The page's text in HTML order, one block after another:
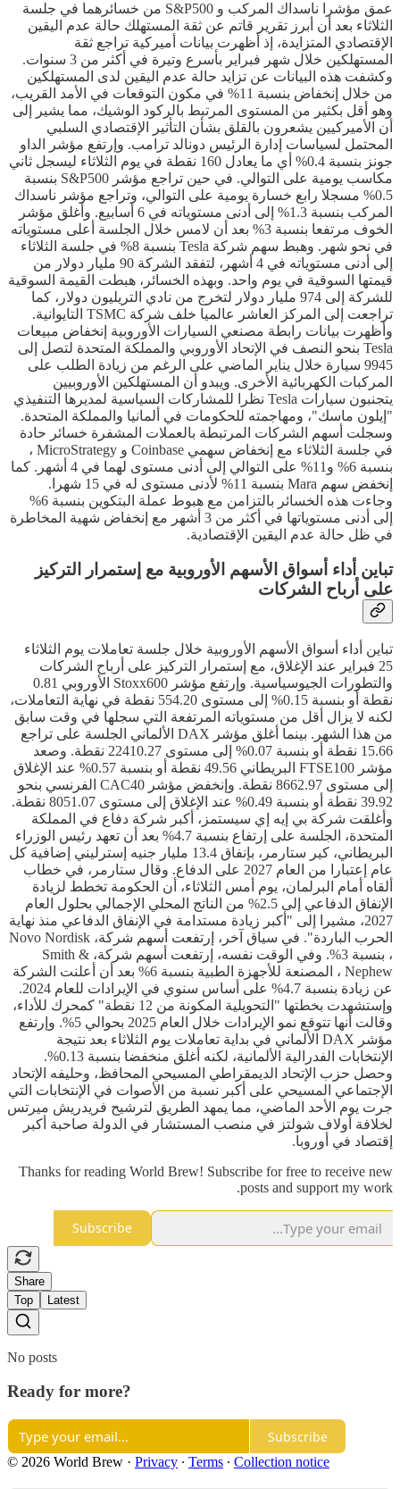
عمق مؤشرا ناسداك المركب و S&P500 من خسائرهما في جلسة
الثلاثاء بعد أن أبرز تقرير قاتم عن ثقة المستهلك حالة عدم اليقين
الإقتصادي المتزايدة، إذ أظهرت بيانات أميركية تراجع ثقة
المستهلكين خلال شهر فبراير بأسرع وتيرة في أكثر من 3 سنوات.
وكشفت هذه البيانات عن تزايد حالة عدم اليقين لدى المستهلكين
من خلال إنخفاض بنسبة 11% في مكون التوقعات في الأمد القريب،
وهو أقل بكثير من المستوى المرتبط بالركود الوشيك، مما يشير إلى
أن الأميركيين يشعرون بالقلق بشأن التأثير الإقتصادي السلبي
المحتمل لسياسات إدارة الرئيس دونالد ترامب. وإرتفع مؤشر الداو
جونز بنسبة 0.4% أي ما يعادل 160 نقطة في يوم الثلاثاء ليسجل ثاني
مكاسب يومية على التوالي. في حين تراجع مؤشر S&P500 بنسبة
0.5% مسجلا رابع خسارة يومية على التوالي، وتراجع مؤشر ناسداك
المركب بنسبة 1.3% إلى أدنى مستوياته في 6 أسابيع. وأغلق مؤشر
الخوف مرتفعا بنسبة 3% بعد أن لامس خلال الجلسة أعلى مستوياته
في نحو شهر. وهبط سهم شركة Tesla بنسبة 8% في جلسة الثلاثاء
إلى أدنى مستوياته في 4 أشهر، لتفقد الشركة 90 مليار دولار من
قيمتها السوقية في يوم واحد. وبهذه الخسائر، هبطت القيمة السوقية
للشركة إلى 974 مليار دولار لتخرج من نادي التريليون دولار، كما
تراجعت إلى المركز العاشر عالميا خلف شركة TSMC التايوانية.
وأظهرت بيانات رابطة مصنعي السيارات الأوروبية إنخفاض مبيعات
Tesla بنحو النصف في الإتحاد الأوروبي والمملكة المتحدة لتصل إلى
9945 سيارة خلال يناير الماضي على الرغم من زيادة الطلب على
المركبات الكهربائية الأخرى. ويبدو أن المستهلكين الأوروبيين
يتجنبون سيارات Tesla نظرا للمشاركات السياسية لمديرها التنفيذي
"إيلون ماسك"، ومهاجمته للحكومات في ألمانيا والمملكة المتحدة.
وسجلت أسهم الشركات المرتبطة بالعملات المشفرة خسائر حادة
في جلسة الثلاثاء مع إنخفاض سهمي Coinbase و MicroStrategy ،
بنسبة 6% و11% على التوالي إلى أدنى مستوى لهما في 4 أشهر. كما
إنخفض سهم Mara بنسبة 11% لأدنى مستوى له في 15 شهرا.
وجاءت هذه الخسائر بالتزامن مع هبوط عملة البتكوين بنسبة 6%
إلى أدنى مستوياتها في أكثر من 3 أشهر مع إنخفاض شهية المخاطرة
في ظل حالة عدم اليقين الإقتصادية.
تباين أداء أسواق الأسهم الأوروبية مع إستمرار التركيز
على أرباح الشركات
تباين أداء أسواق الأسهم الأوروبية خلال جلسة تعاملات يوم الثلاثاء
25 فبراير عند الإغلاق، مع إستمرار التركيز على أرباح الشركات
والتطورات الجيوسياسية. وإرتفع مؤشر Stoxx600 الأوروبي 0.81
نقطة أو بنسبة 0.15% إلى مستوى 554.20 نقطة في نهاية التعاملات،
لكنه لا يزال أقل من مستوياته المرتفعة التي سجلها في وقت سابق
من هذا الشهر. بينما أغلق مؤشر DAX الألماني الجلسة على تراجع
15.66 نقطة أو بنسبة 0.07% إلى مستوى 22410.27 نقطة. وصعد
مؤشر FTSE100 البريطاني 49.56 نقطة أو بنسبة 0.57% عند الإغلاق
إلى مستوى 8662.97 نقطة. وإنخفض مؤشر CAC40 الفرنسي بنحو
39.92 نقطة أو بنسبة 0.49% عند الإغلاق إلى مستوى 8051.07 نقطة.
وأغلقت شركة بي إيه إي سيستمز، أكبر شركة دفاع في المملكة
المتحدة، الجلسة على إرتفاع بنسبة 4.7% بعد أن تعهد رئيس الوزراء
البريطاني، كير ستارمر، بإنفاق 13.4 مليار جنيه إسترليني إضافية كل
عام إعتبارا من العام 2027 على الدفاع. وقال ستارمر، في خطاب
ألقاه أمام البرلمان، يوم أمس الثلاثاء، أن الحكومة تخطط لزيادة
الإنفاق الدفاعي إلى 2.5% من الناتج المحلي الإجمالي بحلول العام
2027، مشيرا إلى "أكبر زيادة مستدامة في الإنفاق الدفاعي منذ نهاية
الحرب الباردة". في سياق آخر، إرتفعت أسهم شركة، Novo Nordisk
، بنسبة 3%. وفي الوقت نفسه، إرتفعت أسهم شركة، Smith &
Nephew ، المصنعة للأجهزة الطبية بنسبة 6% بعد أن أعلنت الشركة
عن زيادة بنسبة 4.7% على أساس سنوي في الإيرادات للعام 2024.
وإستشهدت بخطتها "التحويلية المكونة من 12 نقطة" كمحرك للأداء،
وقالت أنها تتوقع نمو الإيرادات خلال العام 2025 بحوالي 5%. وإرتفع
مؤشر DAX الألماني في بداية تعاملات يوم الثلاثاء بعد نتيجة
الإنتخابات الفدرالية الألمانية، لكنه أغلق منخفضا بنسبة 0.13%.
وحصل حزب الإتحاد الديمقراطي المسيحي المحافظ، وحليفه الإتحاد
الإجتماعي المسيحي على أكبر نسبة من الأصوات في الإنتخابات التي
جرت يوم الأحد الماضي، مما يمهد الطريق لترشيح فريدريش ميرتس
لخلافة أولاف شولتز في منصب المستشار في الدولة صاحبة أكبر
إقتصاد في أوروبا.
Thanks for reading World Brew! Subscribe for free to receive new
posts and support my work.
Subscribe
Share
Top
Latest
No posts
Ready for more?
Subscribe
© 2026 World Brew · Privacy ∙ Terms ∙ Collection notice